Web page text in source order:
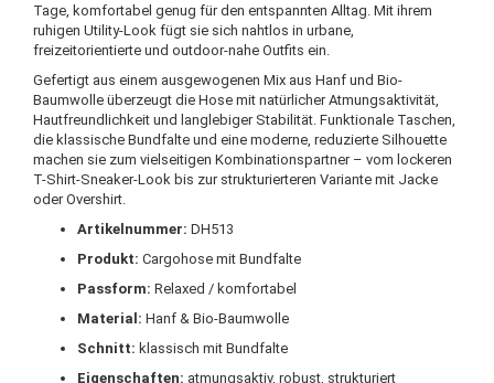
Tage, komfortabel genug für den entspannten Alltag. Mit ihrem
ruhigen Utility-Look fügt sie sich nahtlos in urbane,
freizeitorientierte und outdoor-nahe Outfits ein.
Gefertigt aus einem ausgewogenen Mix aus Hanf und Bio-
Baumwolle überzeugt die Hose mit natürlicher Atmungsaktivität,
Hautfreundlichkeit und langlebiger Stabilität. Funktionale Taschen,
die klassische Bundfalte und eine moderne, reduzierte Silhouette
machen sie zum vielseitigen Kombinationspartner – vom lockeren
T-Shirt-Sneaker-Look bis zur strukturierteren Variante mit Jacke
oder Overshirt.
Artikelnummer: DH513
Produkt: Cargohose mit Bundfalte
Passform: Relaxed / komfortabel
Material: Hanf & Bio-Baumwolle
Schnitt: klassisch mit Bundfalte
Eigenschaften: atmungsaktiv, robust, strukturiert